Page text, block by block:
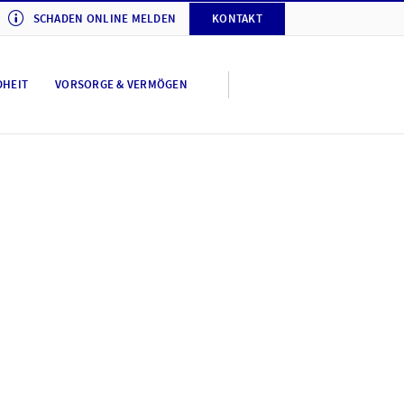
SCHADEN ONLINE MELDEN KONTAKT
VORSORGE & VERMÖGEN